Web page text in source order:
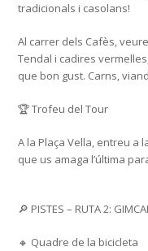
tradicionals i casolans!
Al carrer dels Cafès,
Tendal i cadires
que bon gust. Carns,
🏆 Trofeu del Tour
A la Plaça Vella, entreu a
que us amaga l’última
🔎 PISTES – RUTA 2:
🔸 Quadre de la bicicleta